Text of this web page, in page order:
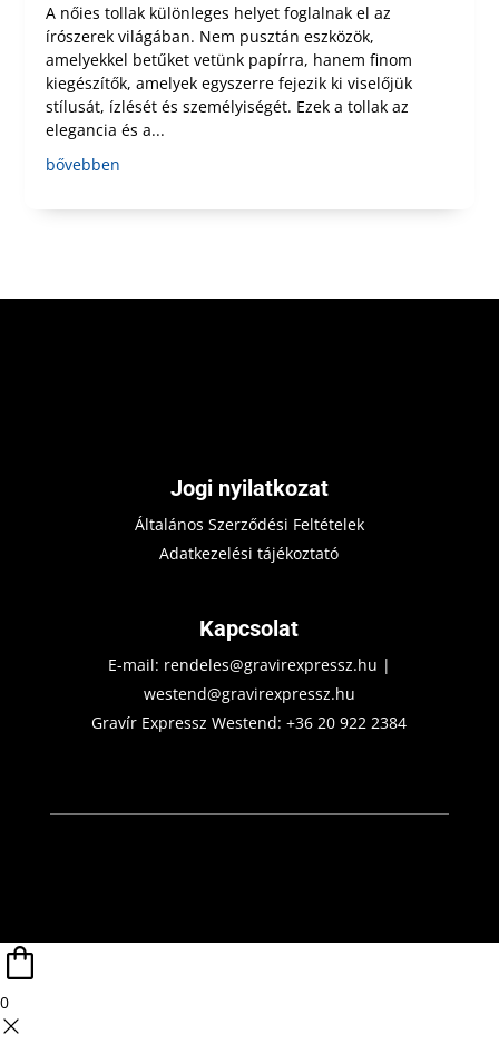
A nőies tollak különleges helyet foglalnak el az
írószerek világában. Nem pusztán eszközök,
amelyekkel betűket vetünk papírra, hanem finom
kiegészítők, amelyek egyszerre fejezik ki viselőjük
stílusát, ízlését és személyiségét. Ezek a tollak az
elegancia és a...
bővebben
Jogi nyilatkozat
Általános Szerződési Feltételek
Adatkezelési tájékoztató
Kapcsolat
E-mail: rendeles@gravirexpressz.hu |
westend@gravirexpressz.hu
Gravír Expressz Westend:+36 20 922 2384
0